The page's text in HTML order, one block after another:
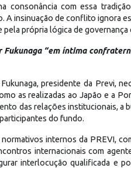
consonância com essa
A insinuação de conflito ignora
própria lógica de governança
“em íntima
presidente da Previ,
as realizadas ao Japão e a
das relações institucionais, a
do fundo.
internos da PREVI,
internacionais com
interlocução qualificada e